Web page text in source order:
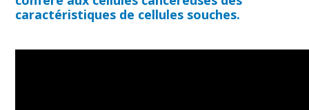
caractéristiques de cellules souches.